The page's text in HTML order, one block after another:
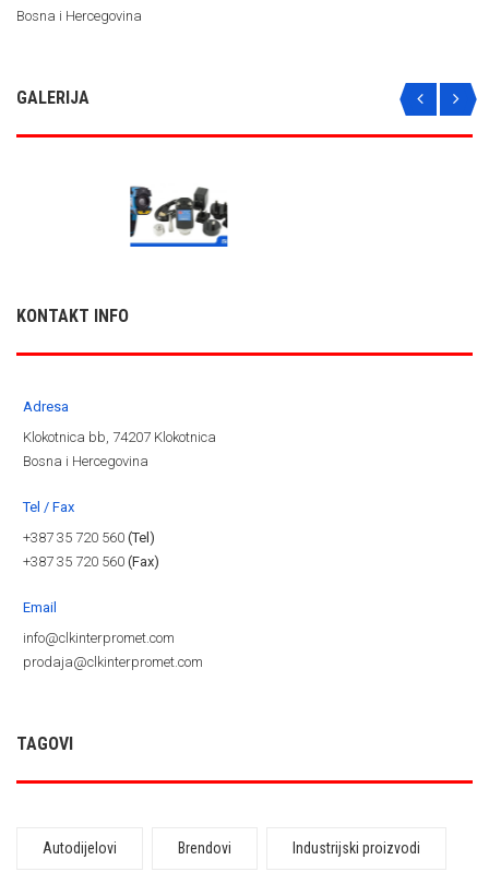
Bosna i Hercegovina
GALERIJA
KONTAKT INFO
Adresa
Klokotnica bb, 74207 Klokotnica
Bosna i Hercegovina
Tel / Fax
+387 35 720 560 (Tel)
+387 35 720 560 (Fax)
Email
info@clkinterpromet.com
prodaja@clkinterpromet.com
TAGOVI
Autodijelovi Brendovi Industrijski proizvodi